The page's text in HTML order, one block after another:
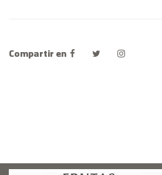
Compartir en